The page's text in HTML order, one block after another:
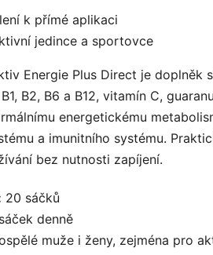
k přímé aplikaci
jedince a sportovce
Energie Plus Direct je doplněk
B2, B6 a B12, vitamín C,
energetickému
a imunitního systému.
bez nutnosti zapíjení.
20 sáčků
denně
muže i ženy, zejména pro